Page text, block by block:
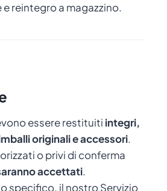
reintegro a magazzino.
essere restituiti integri,
originali e accessori.
o privi di conferma
accettati.
specifico, il nostro Servizio